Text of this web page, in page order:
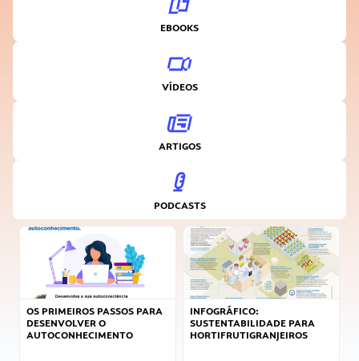
EBOOKS
VÍDEOS
ARTIGOS
PODCASTS
OS PRIMEIROS PASSOS PARA
DESENVOLVER O
AUTOCONHECIMENTO
INFOGRÁFICO:
SUSTENTABILIDADE PARA
HORTIFRUTIGRANJEIROS